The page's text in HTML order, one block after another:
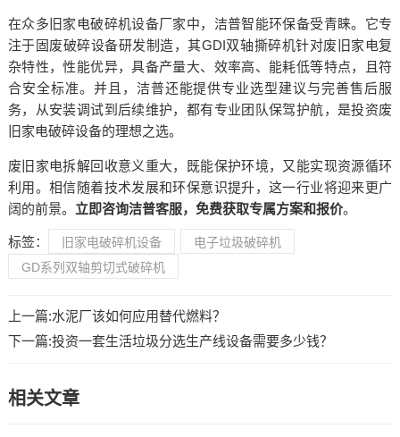
在众多旧家电破碎机设备厂家中，洁普智能环保备受青睐。它专
注于固废破碎设备研发制造，其GDI双轴撕碎机针对废旧家电复
杂特性，性能优异，具备产量大、效率高、能耗低等特点，且符
合安全标准。并且，洁普还能提供专业选型建议与完善售后服
务，从安装调试到后续维护，都有专业团队保驾护航，是投资废
旧家电破碎设备的理想之选。
废旧家电拆解回收意义重大，既能保护环境，又能实现资源循环
利用。相信随着技术发展和环保意识提升，这一行业将迎来更广
阔的前景。 立即咨询洁普客服，免费获取专属方案和报价。
标签： 旧家电破碎机设备
电子垃圾破碎机
GD系列双轴剪切式破碎机
上一篇:水泥厂该如何应用替代燃料？
下一篇:投资一套生活垃圾分选生产线设备需要多少钱？
相关文章